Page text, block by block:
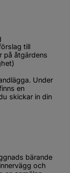
till
på åtgärdens
Under
en
skickar in din
bärande
och